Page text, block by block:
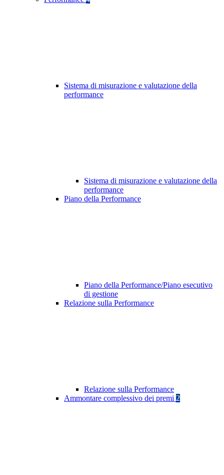
Sistema di misurazione e valutazione della
performance
Sistema di misurazione e valutazione della
performance
Piano della Performance
Piano della Performance/Piano esecutivo
di gestione
Relazione sulla Performance
Relazione sulla Performance
Ammontare complessivo dei premi 2